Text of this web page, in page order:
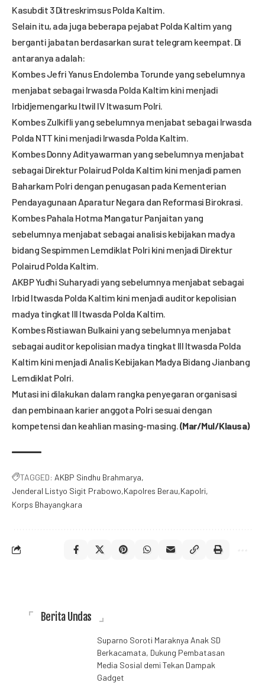
Kasubdit 3 Ditreskrimsus Polda Kaltim.
Selain itu, ada juga beberapa pejabat Polda Kaltim yang
berganti jabatan berdasarkan surat telegram keempat. Di
antaranya adalah:
Kombes Jefri Yanus Endolemba Torunde yang sebelumnya
menjabat sebagai Irwasda Polda Kaltim kini menjadi
Irbidjemengarku Itwil IV Itwasum Polri.
Kombes Zulkifli yang sebelumnya menjabat sebagai Irwasda
Polda NTT kini menjadi Irwasda Polda Kaltim.
Kombes Donny Adityawarman yang sebelumnya menjabat
sebagai Direktur Polairud Polda Kaltim kini menjadi pamen
Baharkam Polri dengan penugasan pada Kementerian
Pendayagunaan Aparatur Negara dan Reformasi Birokrasi.
Kombes Pahala Hotma Mangatur Panjaitan yang
sebelumnya menjabat sebagai analisis kebijakan madya
bidang Sespimmen Lemdiklat Polri kini menjadi Direktur
Polairud Polda Kaltim.
AKBP Yudhi Suharyadi yang sebelumnya menjabat sebagai
Irbid Itwasda Polda Kaltim kini menjadi auditor kepolisian
madya tingkat III Itwasda Polda Kaltim.
Kombes Ristiawan Bulkaini yang sebelumnya menjabat
sebagai auditor kepolisian madya tingkat III Itwasda Polda
Kaltim kini menjadi Analis Kebijakan Madya Bidang Jianbang
Lemdiklat Polri.
Mutasi ini dilakukan dalam rangka penyegaran organisasi
dan pembinaan karier anggota Polri sesuai dengan
kompetensi dan keahlian masing-masing. (Mar/Mul/Klausa)
TAGGED: AKBP Sindhu Brahmarya
Jenderal Listyo Sigit Prabowo Kapolres Berau Kapolri
Korps Bhayangkara
Berita Undas
Suparno Soroti Maraknya Anak SD
Berkacamata, Dukung Pembatasan
Media Sosial demi Tekan Dampak
Gadget